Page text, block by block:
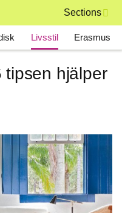
Sections
Livsstil Erasmus
tipsen hjälper